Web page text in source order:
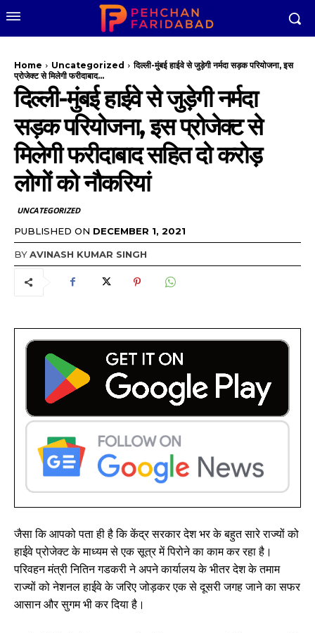
Home Uncategorized
दिल्ली-मुंबई हाईवे से जुड़ेगी नर्मदा सड़क परियोजना, इस
प्रोजेक्ट से मिलेगी फरीदाबाद...
दिल्ली-मुंबई हाईवे से जुड़ेगी नर्मदा
सड़क परियोजना, इस प्रोजेक्ट से
मिलेगी फरीदाबाद सहित दो करोड़
लोगों को नौकरियां
UNCATEGORIZED
PUBLISHED ON DECEMBER 1, 2021
BYAVINASH KUMAR SINGH
जैसा कि आपको पता ही है कि केंद्र सरकार देश भर के बहुत सारे राज्यों को
हाईवे प्रोजेक्ट के माध्यम से एक सूत्र में पिरोने का काम कर रहा है।
परिवहन मंत्री नितिन गडकरी ने अपने कार्यालय के भीतर देश के तमाम
राज्यों को नेशनल हाईवे के जरिए जोड़कर एक से दूसरी जगह जाने का सफर
आसान और सुगम भी कर दिया है।